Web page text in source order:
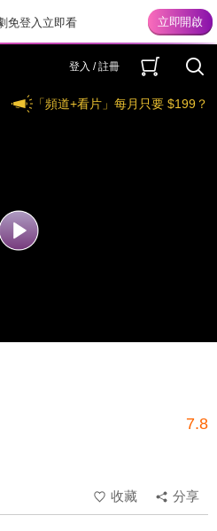
免登入立即看
登入 / 註冊
「頻道+看片」每月只要 $199？
7.8
收藏
分享